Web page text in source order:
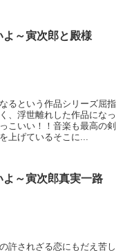
よ～寅次郎と殿様
るという作品シリーズ屈指
、浮世離れした作品になっ
こいい！！音楽も最高の剣
上げているそこに...
よ～寅次郎真実一路
許されざる恋にもだえ苦し